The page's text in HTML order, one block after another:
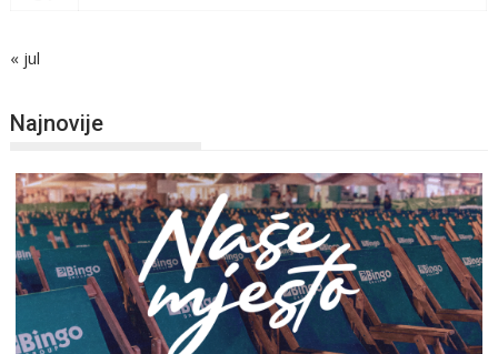
« jul
Najnovije